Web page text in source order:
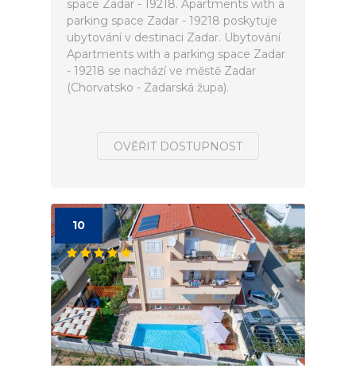
space Zadar - 19218. Apartments with a
parking space Zadar - 19218 poskytuje
ubytování v destinaci Zadar. Ubytování
Apartments with a parking space Zadar
- 19218 se nachází ve městě Zadar
(Chorvatsko - Zadarská župa).
OVĚŘIT DOSTUPNOST
10